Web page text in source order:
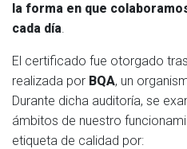
la forma en que
cada día.
El certificado fue otorgado
realizada por BQA, un
Durante dicha auditoría, se
ámbitos de nuestro
etiqueta de calidad por: